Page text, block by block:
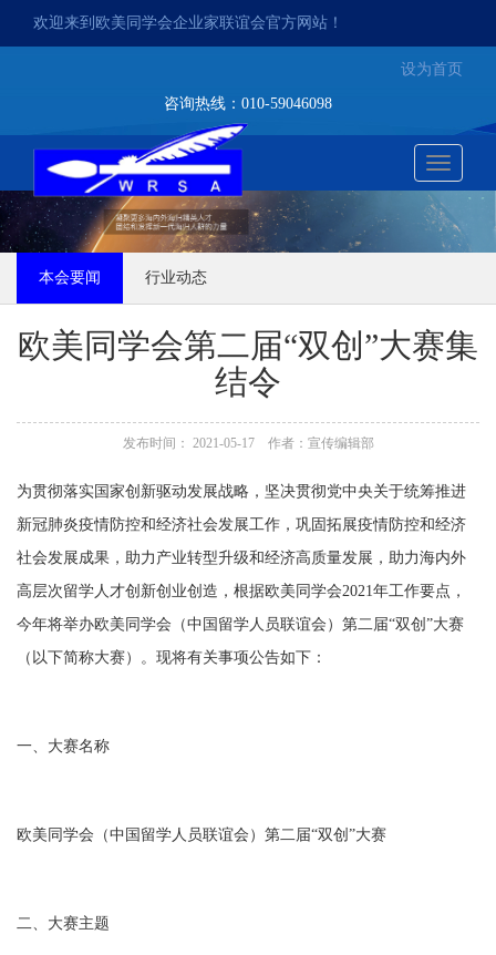
欢迎来到欧美同学会企业家联谊会官方网站！
设为首页
咨询热线：010-59046098
切
换
航
本会要闻 行业动态
欧美同学会第二届“双创”大赛集
结令
发布时间： 2021-05-17 作者：宣传编辑部
为贯彻落实国家创新驱动发展战略，坚决贯彻党中央关于统筹推进
新冠肺炎疫情防控和经济社会发展工作，巩固拓展疫情防控和经济
社会发展成果，助力产业转型升级和经济高质量发展，助力海内外
高层次留学人才创新创业创造，根据欧美同学会2021年工作要点，
今年将举办欧美同学会（中国留学人员联谊会）第二届“双创”大赛
（以下简称大赛）。现将有关事项公告如下：
一、大赛名称
欧美同学会（中国留学人员联谊会）第二届“双创”大赛
二、大赛主题